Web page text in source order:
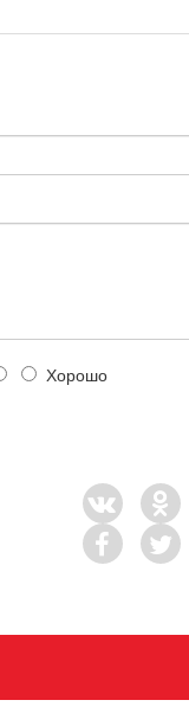
Хорошо